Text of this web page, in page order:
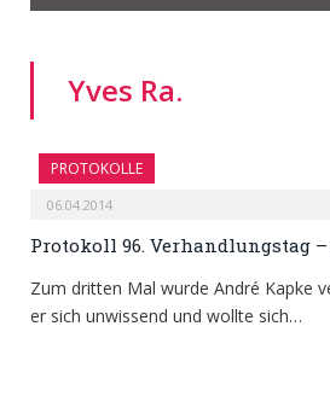
Yves Ra.
PROTOKOLLE
06.04.2014
Protokoll 96. Verhandlungstag –
Zum dritten Mal wurde André Kapke
er sich unwissend und wollte sich…